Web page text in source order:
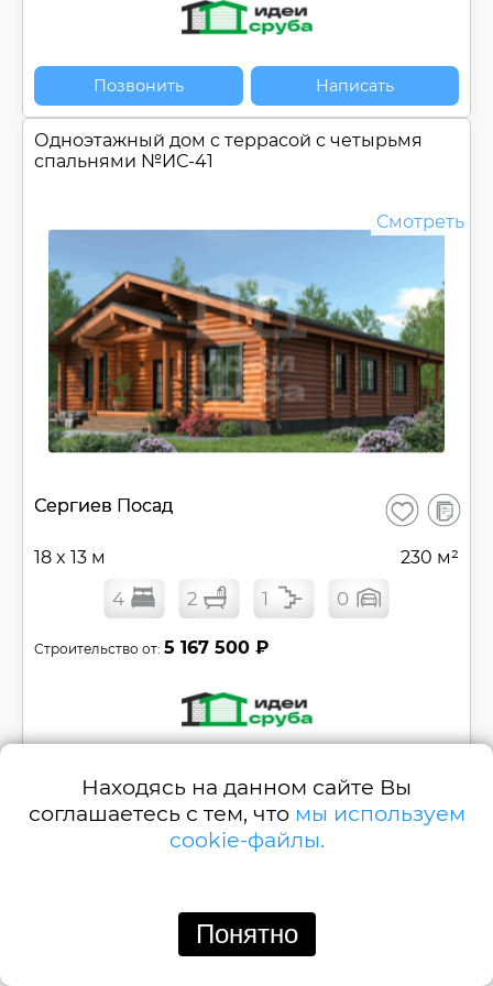
Позвонить Написать
Одноэтажный дом c террасой с четырьмя
спальнями №ИС-41
Смотреть
Сергиев Посад Сохранить
В
18 x 13 м 230 м²
4 2 1 0
Строительство от: 5 167 500 ₽
Позвонить Написать
Двухэтажный дом c террасой с четырьмя
РБ-Д71
Находясь на данном сайте Вы
соглашаетесь с тем, что мы используем
cookie-файлы.
Понятно